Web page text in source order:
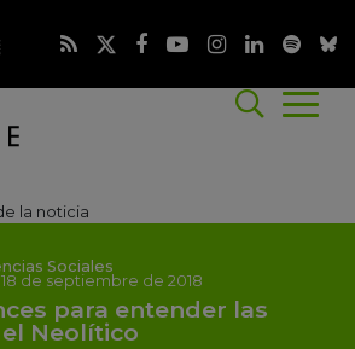
Sociales
18 de septiembre de 2018
para entender las
Neolítico